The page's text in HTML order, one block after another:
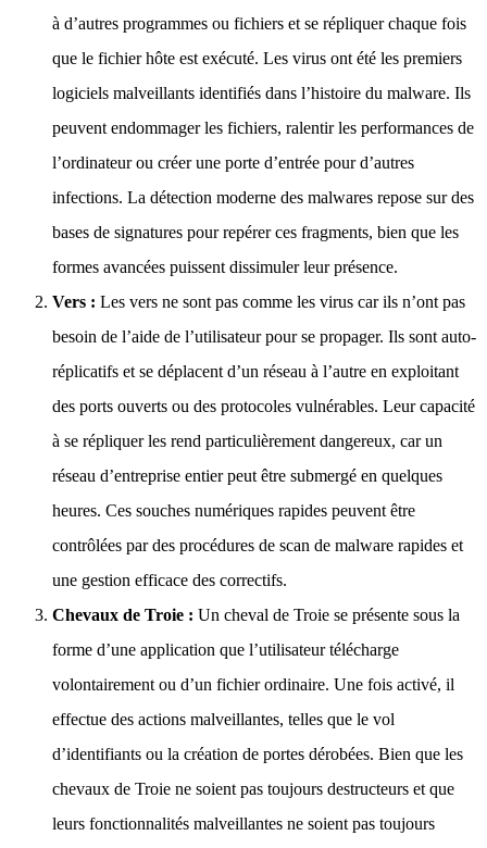
à d’autres programmes ou fichiers et se répliquer chaque fois
que le fichier hôte est exécuté. Les virus ont été les premiers
logiciels malveillants identifiés dans l’histoire du malware. Ils
peuvent endommager les fichiers, ralentir les performances de
l’ordinateur ou créer une porte d’entrée pour d’autres
infections. La détection moderne des malwares repose sur des
bases de signatures pour repérer ces fragments, bien que les
formes avancées puissent dissimuler leur présence.
Vers : Les vers ne sont pas comme les virus car ils n’ont pas
besoin de l’aide de l’utilisateur pour se propager. Ils sont auto-
réplicatifs et se déplacent d’un réseau à l’autre en exploitant
des ports ouverts ou des protocoles vulnérables. Leur capacité
à se répliquer les rend particulièrement dangereux, car un
réseau d’entreprise entier peut être submergé en quelques
heures. Ces souches numériques rapides peuvent être
contrôlées par des procédures de scan de malware rapides et
une gestion efficace des correctifs.
Chevaux de Troie : Un cheval de Troie se présente sous la
forme d’une application que l’utilisateur télécharge
volontairement ou d’un fichier ordinaire. Une fois activé, il
effectue des actions malveillantes, telles que le vol
d’identifiants ou la création de portes dérobées. Bien que les
chevaux de Troie ne soient pas toujours destructeurs et que
leurs fonctionnalités malveillantes ne soient pas toujours